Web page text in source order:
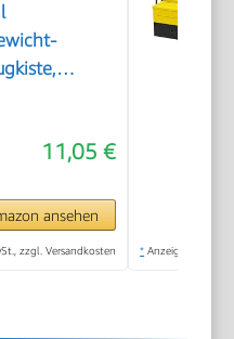
11,05 €
ansehen
zzgl. Versandkosten * Anzeige